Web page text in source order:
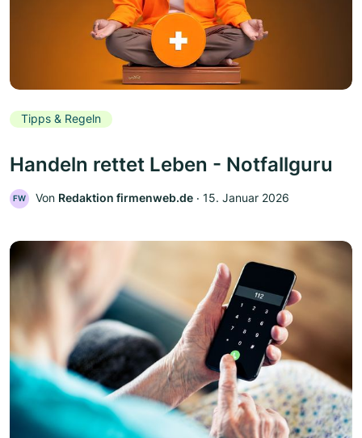
Tipps & Regeln
Handeln rettet Leben - Notfallguru
FW Von Redaktion firmenweb.de ‧ 15. Januar 2026